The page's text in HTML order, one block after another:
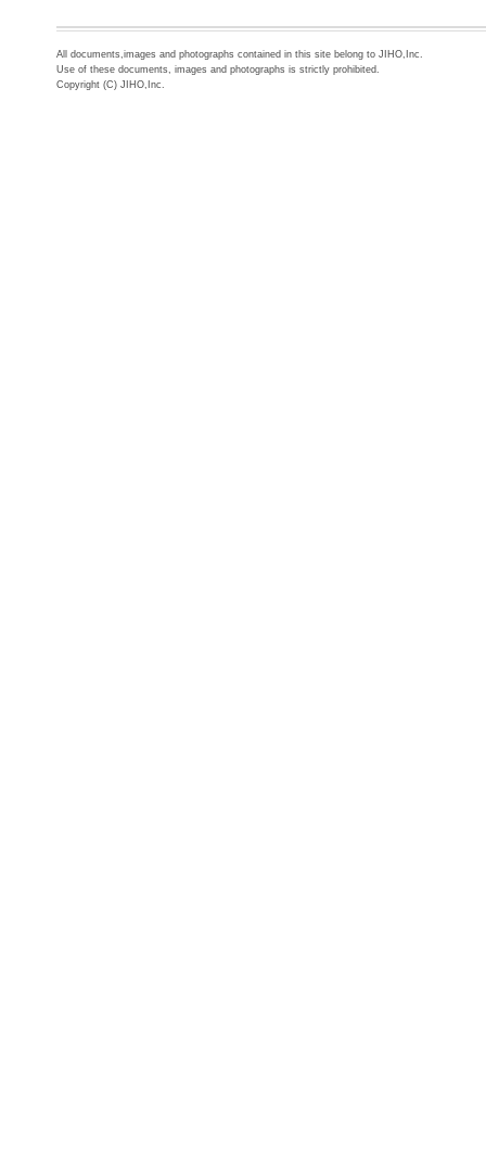
All documents,images and photographs contained in this site belong to JIHO,Inc.
Use of these documents, images and photographs is strictly prohibited.
Copyright (C) JIHO,Inc.